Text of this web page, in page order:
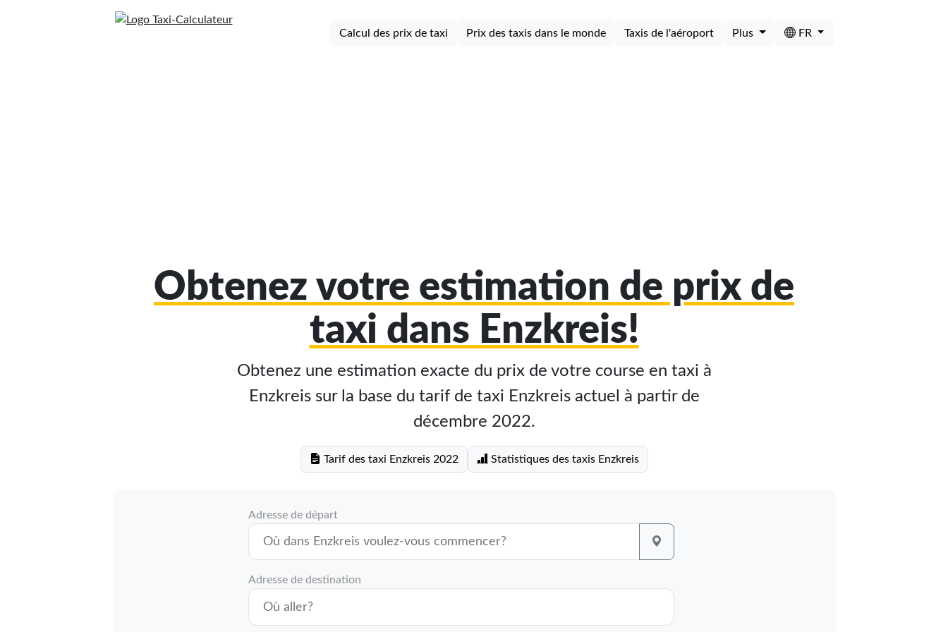
Calcul des prix de taxi Prix des taxis dans le monde Taxis de l'aéroport Plus FR
Obtenez votre estimation de prix de
taxi dans Enzkreis!
Obtenez une estimation exacte du prix de votre course en taxi à
Enzkreis sur la base du tarif de taxi Enzkreis actuel à partir de
décembre 2022.
Tarif des taxi Enzkreis 2022 Statistiques des taxis Enzkreis
Adresse de départ
Adresse de destination